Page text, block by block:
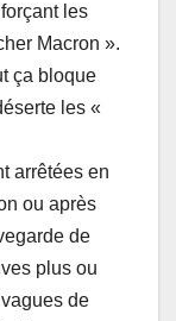
les
Macron ».
ça bloque
les «
arrêtées en
ou après
de
plus ou
de